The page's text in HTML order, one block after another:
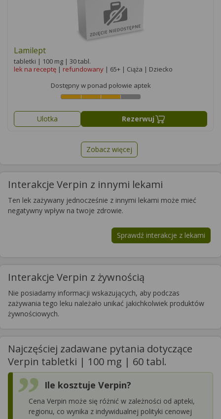
Lamilept
tabletki | 100 mg | 30 tabl.
lek na receptę | refundowany | 65+ | Ciąża | Dziecko
Dostępny w ponad połowie aptek
Ulotka Rezerwuj
Zobacz więcej
Interakcje Verpin z innymi lekami
Ten lek zażywany jednocześnie z innymi lekami może mieć
negatywny wpływ na twoje zdrowie.
Sprawdź interakcje z lekami
Interakcje Verpin z żywnością
Nie posiadamy informacji wskazujących, aby podczas
zażywania tego leku należało unikać jakichkolwiek produktów
żywnościowych.
Najczęściej zadawane pytania dotyczące
Verpin tabletki | 100 mg | 60 tabl.
Ile kosztuje Verpin?
Cena Verpin może się różnić w zależności od apteki,
regionu, co wynika z indywidualnej polityki cenowej